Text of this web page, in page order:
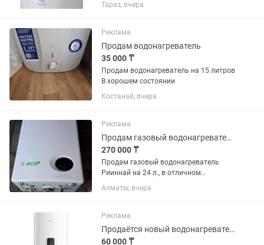
разу не использовался. Из коробки не
комплект. Коробка...
Тараз, вчера
Реклама
Продам водонагреватель
35 000 ₸
Продам водонагреватель на 15 литров
В хорошем состоянии
Костанай, вчера
Реклама
Продам газовый водонагреватель Риннай
270 000 ₸
Продам газовый водонагреватель
Рииннай на 24 л., в отличном
состоянии, был в использовании около
Алматы, вчера
Реклама
Продаётся новый водонагреватель
60 000 ₸